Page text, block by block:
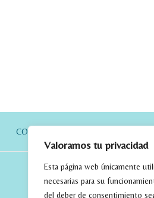
Valoramos tu privacidad
Esta página web únicamente
necesarias para su
del deber de consentimiento
CONTACTO